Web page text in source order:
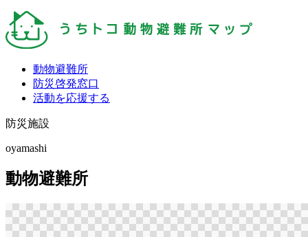
動物避難所
防災啓発窓口
活動を応援する
防災施設
oyamashi
動物避難所